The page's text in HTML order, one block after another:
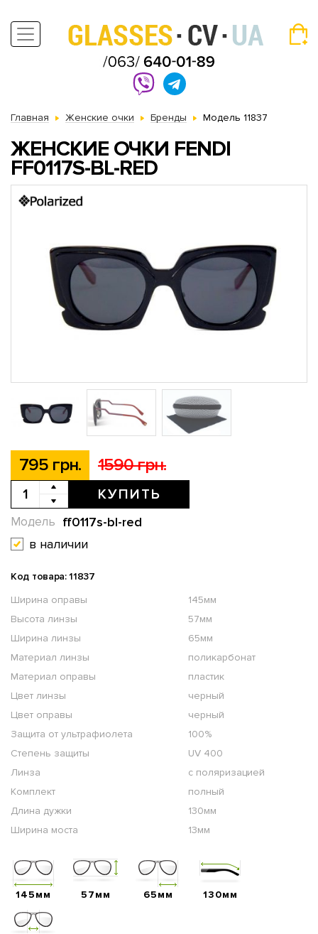
Главная Женские очки Бренды Модель 11837
ЖЕНСКИЕ ОЧКИ FENDI
FF0117S-BL-RED
795 грн. 1590 грн.
КУПИТЬ
ff0117s-bl-red
Модель
в наличии
Код товара: 11837
Ширина оправы
145мм
Высота линзы
57мм
Ширина линзы
65мм
Материал линзы
поликарбонат
Материал оправы
пластик
Цвет линзы
черный
Цвет оправы
черный
Защита от ультрафиолета
100%
Степень защиты
UV 400
Линза
с поляризацией
Комплект
полный
Длина дужки
130мм
Ширина моста
13мм
145мм 57мм 65мм 130мм